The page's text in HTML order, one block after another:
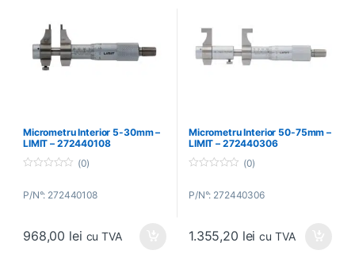
Micrometru Interior 5-30mm –
LIMIT – 272440108
u
5
(0)
P/N°: 272440108
968,00 lei cu TVA
Micrometru Interior 50-75mm –
LIMIT – 272440306
u
5
(0)
P/N°: 272440306
1.355,20 lei cu TVA